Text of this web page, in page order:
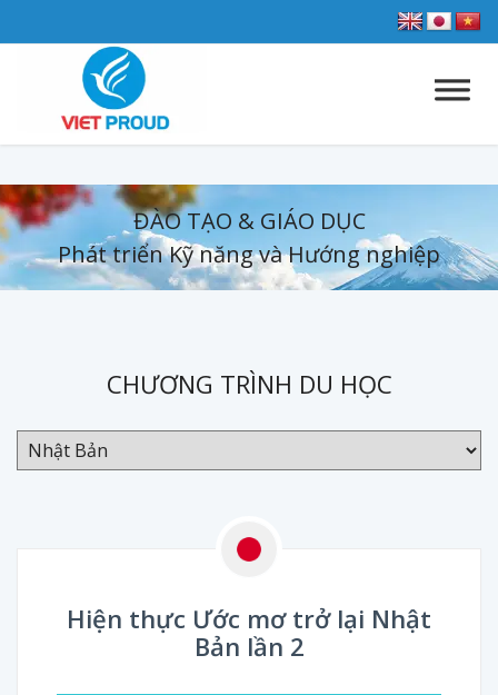
ĐÀO TẠO & GIÁO DỤC
Phát triển Kỹ năng và Hướng nghiệp
CHƯƠNG TRÌNH DU HỌC
Hiện thực Ước mơ trở lại Nhật
Bản lần 2